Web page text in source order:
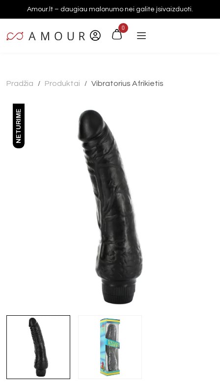
Amour.lt – daugiau malonumo nei galite įsivaizduoti.
0
Pradžia / Produktai / Vibratorius Afrikietis
NETURIME